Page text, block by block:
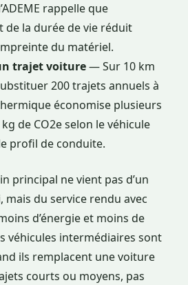
rappelle que
de la durée de vie réduit
du matériel.
trajet voiture— Sur 10 km
200 trajets annuels à
économise plusieurs
de CO2e selon le véhicule
profil de conduite.
principal ne vient pas d’un
mais du service rendu avec
d’énergie et moins de
véhicules intermédiaires sont
ils remplacent une voiture
courts ou moyens, pas